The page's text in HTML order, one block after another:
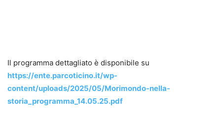
Il programma dettagliato è disponibile su
https://ente.parcoticino.it/wp-
content/uploads/2025/05/Morimondo-nella-
storia_programma_14.05.25.pdf